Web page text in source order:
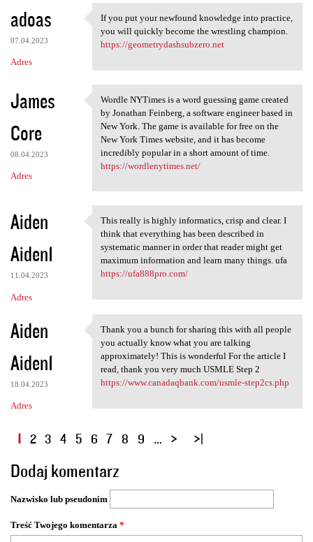
adoas
07.04.2023
Adres
If you put your newfound
If you put your newfound knowledge into practice,
you will quickly become the wrestling champion.
https://geometrydashsubzero.net
James
Core
08.04.2023
Adres
Wordle NYTimes is a word
Wordle NYTimes is a word guessing game created
by Jonathan Feinberg, a software engineer based in
New York. The game is available for free on the
New York Times website, and it has become
incredibly popular in a short amount of time.
https://wordlenytimes.net/
Aiden
Aiden1
11.04.2023
Adres
This really is highly
This really is highly informatics, crisp and clear. I
think that everything has been described in
systematic manner in order that reader might get
maximum information and learn many things. ufa
https://ufa888pro.com/
Aiden
Aiden1
18.04.2023
Adres
Thank you a bunch for sharing
Thank you a bunch for sharing this with all people
you actually know what you are talking
approximately! This is wonderful For the article I
read, thank you very much USMLE Step 2
https://www.canadaqbank.com/usmle-step2cs.php
S
r
o
n
y
1 2 3 4 5 6 7 8 9 …
Dodaj komentarz
Nazwisko lub pseudonim
Treść Twojego komentarza *